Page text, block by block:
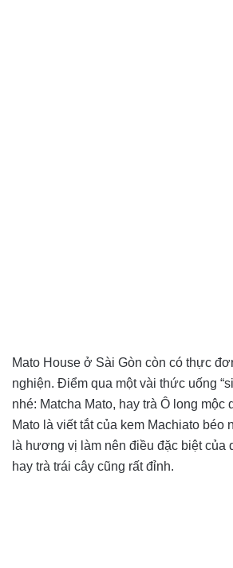
Mato House ở Sài Gòn còn có thực
nghiện. Điểm qua một vài thức uống
nhé: Matcha Mato, hay trà Ô long mộc
Mato là viết tắt của kem Machiato béo
là hương vị làm nên điều đặc biệt của
hay trà trái cây cũng rất đỉnh.